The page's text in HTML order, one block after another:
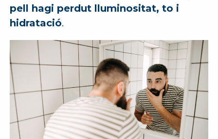
pell hagi perdut lluminositat, to i
hidratació.